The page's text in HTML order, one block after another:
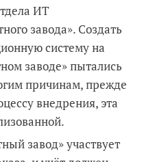
ИТ
завода». Создать
систему на
заводе» пытались
причинам, прежде
внедрения, эта
завод» участвует